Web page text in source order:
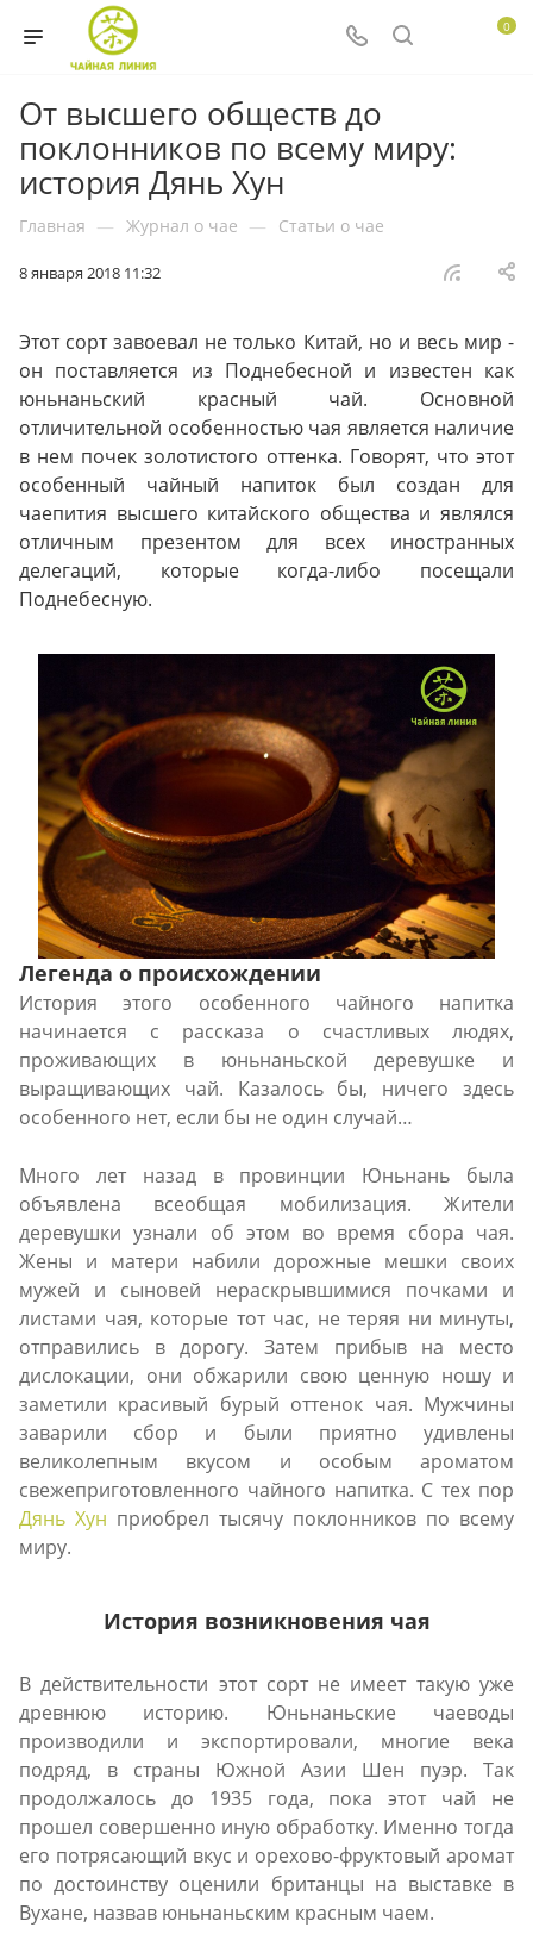
0
От высшего обществ до
поклонников по всему миру:
история Дянь Хун
Главная — Журнал о чае — Статьи о чае
8 января 2018 11:32
Этот сорт завоевал не только Китай, но и весь мир -
он поставляется из Поднебесной и известен как
юньнаньский красный чай. Основной
отличительной особенностью чая является наличие
в нем почек золотистого оттенка. Говорят, что этот
особенный чайный напиток был создан для
чаепития высшего китайского общества и являлся
отличным презентом для всех иностранных
делегаций, которые когда-либо посещали
Поднебесную.
Легенда о происхождении
История этого особенного чайного напитка
начинается с рассказа о счастливых людях,
проживающих в юньнаньской деревушке и
выращивающих чай. Казалось бы, ничего здесь
особенного нет, если бы не один случай…
Много лет назад в провинции Юньнань была
объявлена всеобщая мобилизация. Жители
деревушки узнали об этом во время сбора чая.
Жены и матери набили дорожные мешки своих
мужей и сыновей нераскрывшимися почками и
листами чая, которые тот час, не теряя ни минуты,
отправились в дорогу. Затем прибыв на место
дислокации, они обжарили свою ценную ношу и
заметили красивый бурый оттенок чая. Мужчины
заварили сбор и были приятно удивлены
великолепным вкусом и особым ароматом
свежеприготовленного чайного напитка. С тех пор
Дянь Хун приобрел тысячу поклонников по всему
миру.
История возникновения чая
В действительности этот сорт не имеет такую уже
древнюю историю. Юньнаньские чаеводы
производили и экспортировали, многие века
подряд, в страны Южной Азии Шен пуэр. Так
продолжалось до 1935 года, пока этот чай не
прошел совершенно иную обработку. Именно тогда
его потрясающий вкус и орехово-фруктовый аромат
по достоинству оценили британцы на выставке в
Вухане, назвав юньнаньским красным чаем.